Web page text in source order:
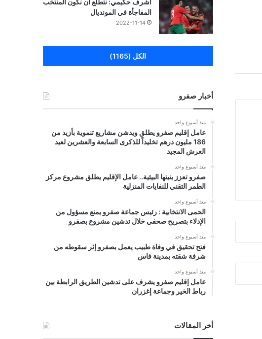
المفاجأة في المونديال
2022-11-14
الكل (1165)
أخبار صفرو
منذ أسبوع واحد
عامل إقليم صفرو يطلق ويدشن مشاريع تنموية بأزيد من
186 مليون درهم تخليداً للذكرى السابعة والعشرين لعيد
العرش المجيد
منذ أسبوع واحد
صفرو تعزز بنيتها البيئية.. عامل الإقليم يطلق مشروع مركز
الطمر التقني للنفايات المنزلية
منذ أسبوع واحد
الحمى الانتخابية : رئيس جماعة صفرو يمنع مسؤول من
الإدلاء بتصريح صحفي خلال تدشين مشروع بصفرو
منذ أسبوع واحد
فتح تحقيق في وفاة طبيب يعمل بصفرو إثر سقوطه من
شرفة شقته بمدينة فاس
منذ أسبوع واحد
عامل إقليم صفرو يشرف على تدشين الطريق الرابطة بين
رباط الخير وجماعة إغزران
أخر المقالات